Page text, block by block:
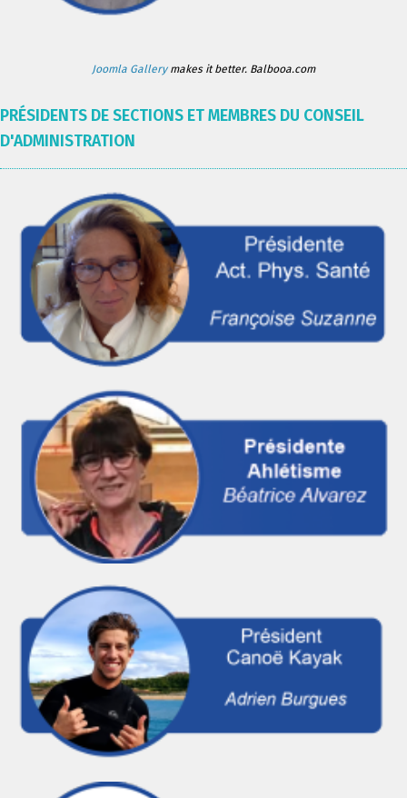
Joomla Gallerymakes it better. Balbooa.com
PRÉSIDENTS DE SECTIONS ET MEMBRES DU CONSEIL
D'ADMINISTRATION